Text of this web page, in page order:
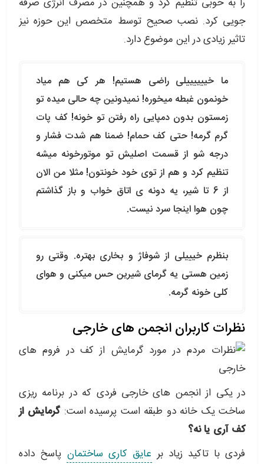
جویی کرد. نصب صحیح توسط متخصص این حوزه نیز
تاثیر زیادی در این موضوع دارد.
ما خییییییلی راضی هستیم! هر کی هم میاد
خونمون غبطه میخوره! نمیدونین چه حالی میده تو
زمستون بدون دمپایی راه رفتن تو خونه! کف پات
گرم گرمه! حتی کف حمام! ضمنا هم شدت فشار و
درجه شو از قسمت اصلیش تو موتورخونه میشه
تنظیم کرد و هم از توی خود خونتون! مثلا من الان
از 6 تا شیر، یه دونه ی اتاق خواب و باز گذاشتم
چون هوا اینجا سرد نیست.
بنظرم خیییلی از شوفاژ و بخاری بهتره. وقتی رو
زمین هستی یه گرمای شیرین حس میکنی و هوای
کلی خونه گرمه.
نظرات کاربران انجمن های خارجی
در یکی از انجمن های خارجی فردی که در برنامه ریزی
ساخت یک خانه دو طبقه است پرسیده است:گرمایش از
کف آری یا نه؟
فردی با تاکید زیاد بر عایق کاری ساختمان پاسخ داده